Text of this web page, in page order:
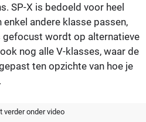
SP-X is bedoeld voor heel
andere klasse passen,
gefocust wordt op alternatieve
nog alle V-klasses, waar de
ten opzichte van hoe je
verder onder video